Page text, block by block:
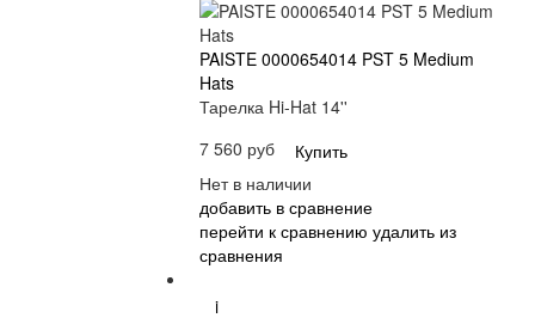
PAISTE 0000654014 PST 5 Medium
Hats
Тарелка Hi-Hat 14''
7 560 руб
Купить
Нет в наличии
добавить в сравнение
перейти к сравнению удалить из
сравнения
i